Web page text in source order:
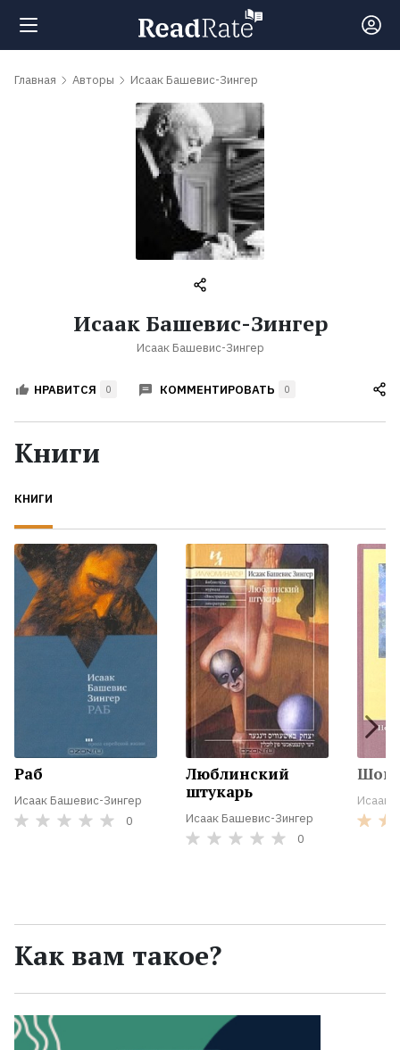
Поиск
обсуждаемые
Авторы
Жанры
Экранизации
Коллекции
Главная Авторы Исаак Башевис-Зингер
Исаак Башевис-Зингер
Исаак Башевис-Зингер
НРАВИТСЯ 0 КОММЕНТИРОВАТЬ 0
Книги
КНИГИ
Раб
Исаак Башевис-Зингер
0
Люблинский
штукарь
Исаак Башевис-Зингер
0
Исаак
Как вам такое?